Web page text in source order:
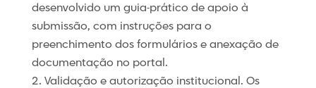
desenvolvido um guia-prático de apoio à
submissão, com instruções para o
preenchimento dos formulários e anexação de
documentação no portal.
Validação e autorização institucional. Os